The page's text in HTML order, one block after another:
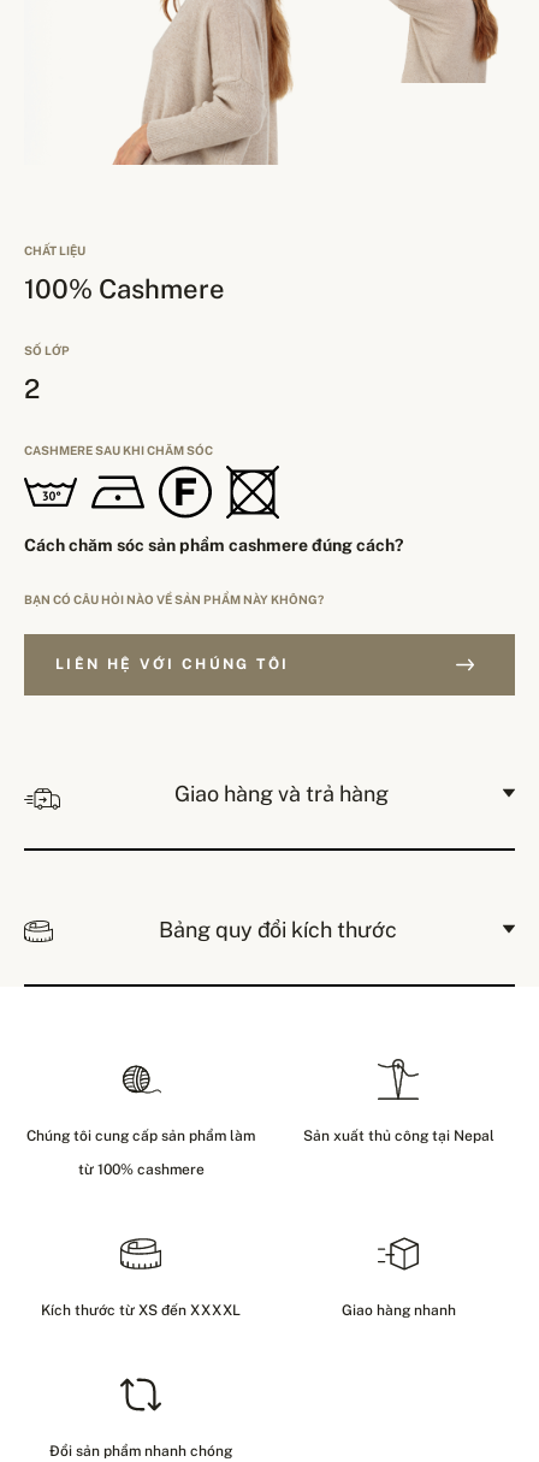
CHẤT LIỆU
100% Cashmere
SỐ LỚP
2
CASHMERE SAU KHI CHĂM SÓC
Cách chăm sóc sản phẩm cashmere đúng cách?
BẠN CÓ CÂU HỎI NÀO VỀ SẢN PHẨM NÀY KHÔNG?
LIÊN HỆ VỚI CHÚNG TÔI
Giao hàng và trả hàng
Bảng quy đổi kích thước
Chúng tôi cung cấp sản phẩm làm
từ 100% cashmere
Sản xuất thủ công tại Nepal
Kích thước từ XS đến XXXXL Giao hàng nhanh
Đổi sản phẩm nhanh chóng